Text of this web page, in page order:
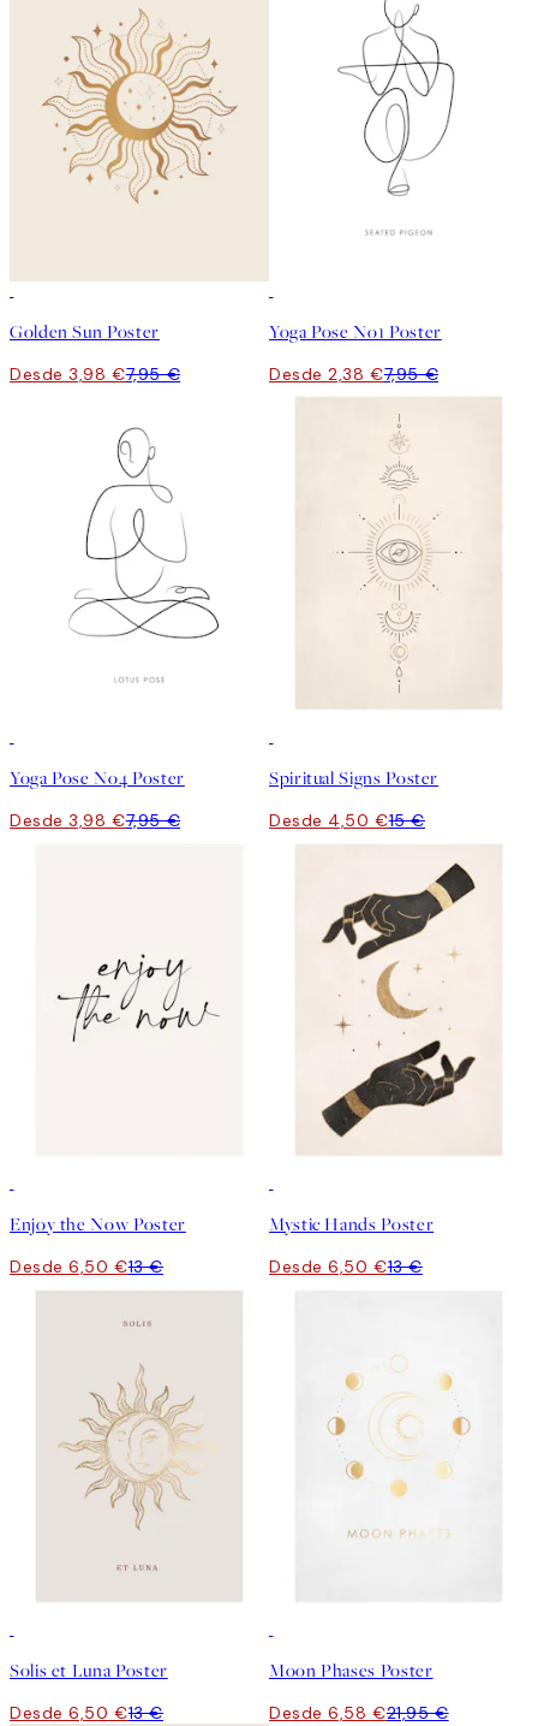
Golden Sun Poster
Desde 3,98 €7,95 €
Yoga Pose No1 Poster
Desde 2,38 €7,95 €
Yoga Pose No4 Poster
Desde 3,98 €7,95 €
Spiritual Signs Poster
Desde 4,50 €15 €
Enjoy the Now Poster
Desde 6,50 €13 €
Mystic Hands Poster
Desde 6,50 €13 €
Solis et Luna Poster
Desde 6,50 €13 €
Moon Phases Poster
Desde 6,58 €21,95 €